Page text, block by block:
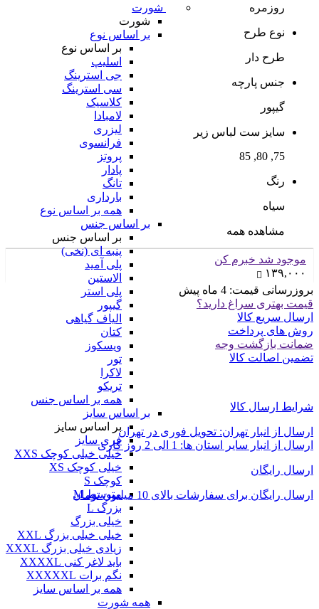
شورت
شورت
بر اساس نوع
بر اساس نوع
اسلیپ
جی استرینگ
سی استرینگ
کلاسیک
لامبادا
لیزری
فرانسوی
پروتز
پادار
تانگ
بارداری
همه بر اساس نوع
بر اساس جنس
بر اساس جنس
پنبه ای (نخی)
پلی آمید
الاستین
پلی استر
گیپور
الیاف گیاهی
کتان
ویسکوز
تور
لاکرا
تریکو
همه بر اساس جنس
بر اساس سایز
بر اساس سایز
فری سایز
خیلی خیلی کوچک XXS
خیلی کوچک XS
کوچک S
متوسط M
بزرگ L
خیلی بزرگ
خیلی خیلی بزرگ XXL
زیادی خیلی بزرگ XXXL
باید لاغر کنی XXXXL
نگم برات XXXXXL
همه بر اساس سایز
همه شورت
روزمره
نوع طرح
طرح دار
جنس پارچه
گیپور
سایز ست لباس زیر
75, 80, 85
رنگ
سیاه
مشاهده همه
موجود شد خبرم کن
۱۳۹,۰۰۰
بروزرسانی قیمت: 4 ماه پیش
قیمت بهتری سراغ دارید؟
ارسال سریع کالا
روش های پرداخت
ضمانت بازگشت وجه
تضمین اصالت کالا
شرایط ارسال کالا
ارسال از انبار تهران: تحویل فوری در تهران
ارسال از انبار سایر استان ها: 1 الی 2 روز کاری
ارسال رایگان
ارسال رایگان برای سفارشات بالای 10 میلیون تومان